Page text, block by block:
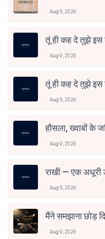
Aug 9, 2026
तूं ही कह दे तुझे इस
Aug 9, 2026
तूं ही कह दे तुझे इस
Aug 9, 2026
हौसला, ख्वाबों के
Aug 9, 2026
राखी — एक अधूरी
Aug 9, 2026
मैंने समझाना छोड़
Aug 9, 2026